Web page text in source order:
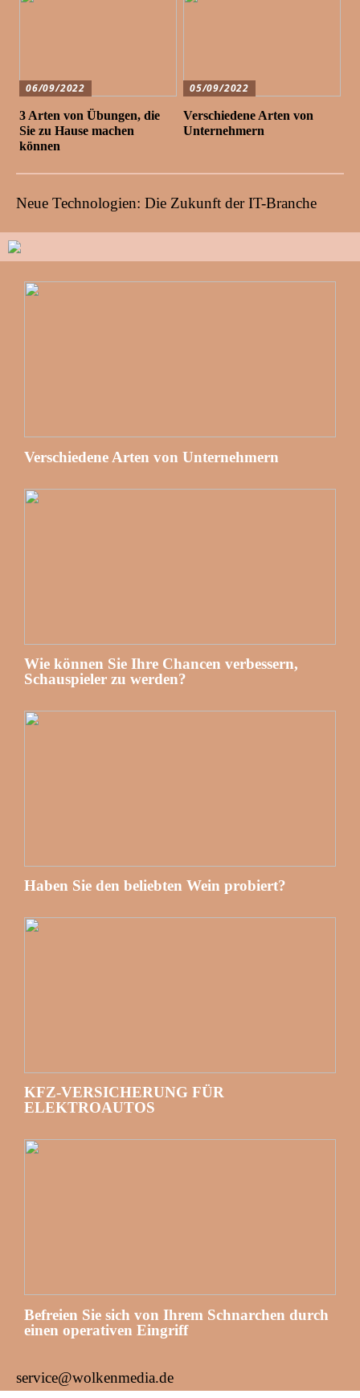
06/09/2022
3 Arten von Übungen, die
Sie zu Hause machen
können
05/09/2022
Verschiedene Arten von
Unternehmern
Neue Technologien: Die Zukunft der IT-Branche
Verschiedene Arten von Unternehmern
Wie können Sie Ihre Chancen verbessern,
Schauspieler zu werden?
Haben Sie den beliebten Wein probiert?
KFZ-VERSICHERUNG FÜR
ELEKTROAUTOS
Befreien Sie sich von Ihrem Schnarchen durch
einen operativen Eingriff
service@wolkenmedia.de